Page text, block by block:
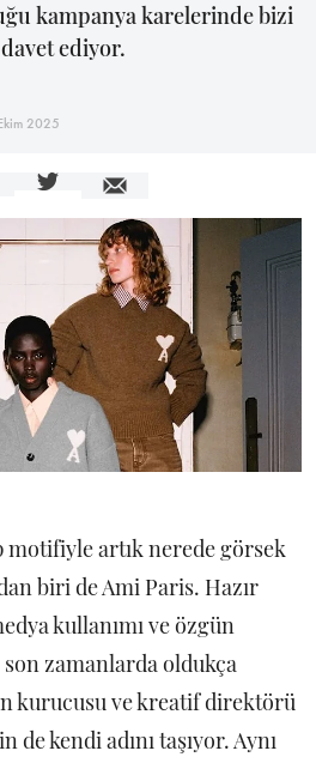
kampanya karelerinde bizi
ediyor.
2025
motifiyle artık nerede görsek
biri de Ami Paris. Hazır
kullanımı ve özgün
zamanlarda oldukça
kurucusu ve kreatif direktörü
kendi adını taşıyor. Aynı